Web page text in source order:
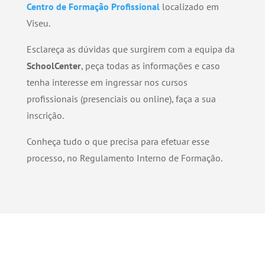
Centro de Formação Profissionallocalizado em
Viseu.
Esclareça as dúvidas que surgirem com a equipa da
SchoolCenter, peça todas as informações e caso
tenha interesse em ingressar nos cursos
profissionais (presenciais ou online), faça a sua
inscrição.
Conheça tudo o que precisa para efetuar esse
processo, no Regulamento Interno de Formação.